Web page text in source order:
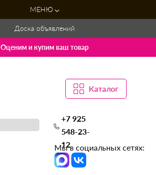
МЕНЮ
Доска объявлений
Оценим и купим ваш товар
Каталог
+7 925
548-23-
12
Мы в социальных сетях: